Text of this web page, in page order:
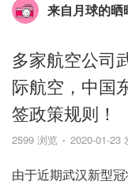
来自月球的晒
多家航空公司
际航空，中国
签政策规则！
2599 浏览 2020-01-23
由于近期武汉新型